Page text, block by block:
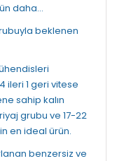
daha…
beklenen
ileri 1 geri vitese
sahip kalın
grubu ve 17-22
en ideal ürün.
benzersiz ve